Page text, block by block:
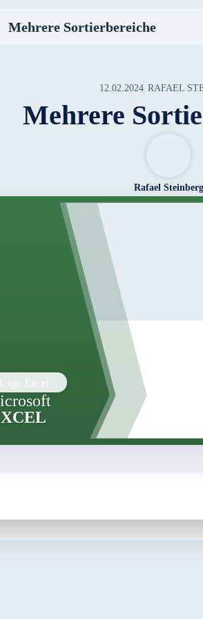
Mehrere Sortierbereiche
12.02.2024 RAFAEL
Mehrere
Rafael Steinberg